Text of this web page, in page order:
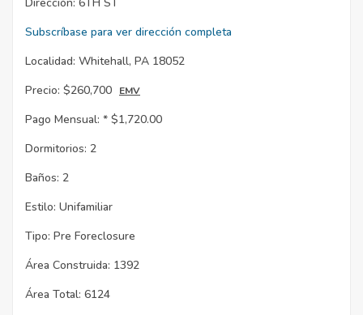
Subscríbase para ver dirección completa
Localidad: Whitehall, PA 18052
Precio: $260,700 EMV
Pago Mensual: * $1,720.00
Dormitorios: 2
Baños: 2
Estilo: Unifamiliar
Tipo: Pre Foreclosure
Área Construida: 1392
Área Total: 6124